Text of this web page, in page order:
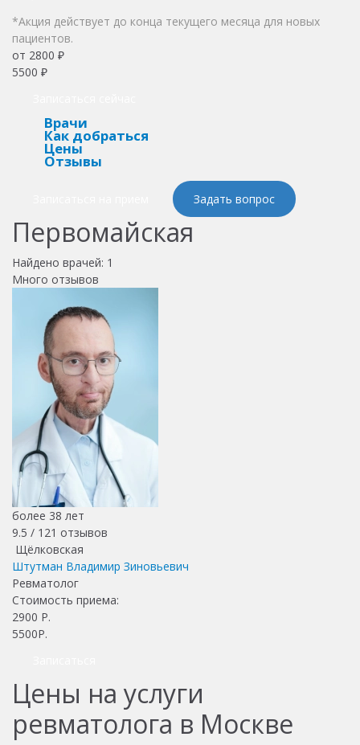
*Акция действует до конца текущего месяца для новых
пациентов.
от 2800 ₽
5500 ₽
Врачи
Как добраться
Цены
Отзывы
Задать вопрос
Первомайская
Найдено врачей: 1
Много отзывов
более 38 лет
9.5 / 121 отзывов
Щёлковская
Штутман Владимир Зиновьевич
Ревматолог
Стоимость приема:
2900 Р.
5500Р.
Цены на услуги
ревматолога в Москве